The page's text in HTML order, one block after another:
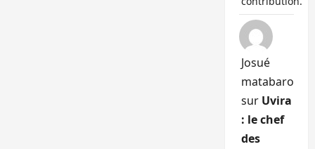
Josué
matabaro
sur Uvira
: le chef
des